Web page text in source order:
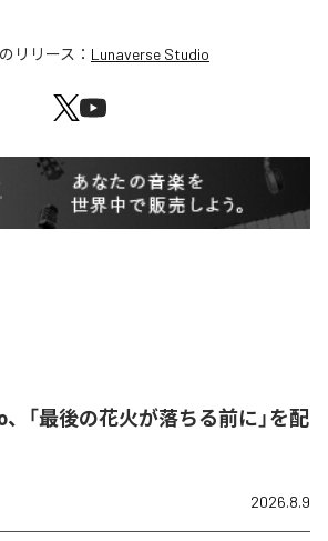
リリース： Lunaverse Studio
「最後の花火が落ちる前に」を配
2026.8.9